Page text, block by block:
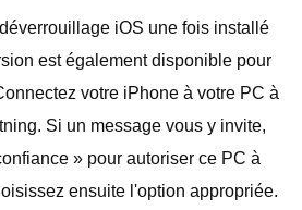
iOS une fois installé
est également disponible pour
votre iPhone à votre PC à
Si un message vous y invite,
» pour autoriser ce PC à
ensuite l'option appropriée.